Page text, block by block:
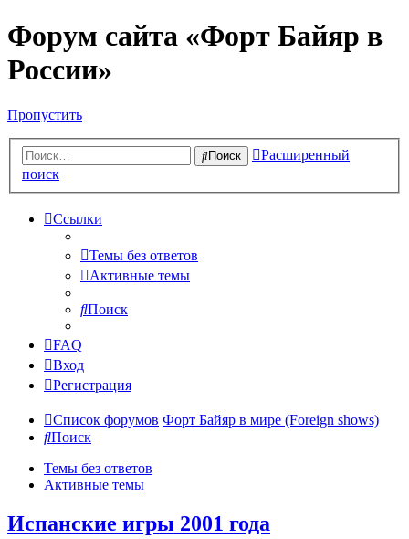
Форум сайта «Форт Байяр в
России»
Пропустить
Поиск
Расширенный
поиск
Ссылки
Темы без ответов
Активные темы
Поиск
FAQ
Вход
Регистрация
Список форумов Форт Байяр в мире (Foreign shows)
Поиск
Темы без ответов
Активные темы
Испанские игры 2001 года